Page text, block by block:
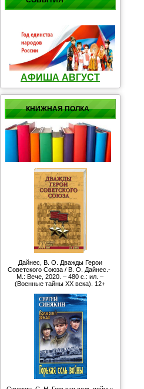
АФИША АВГУСТ
КНИЖНАЯ ПОЛКА
Дайнес, В. О. Дважды Герои
Советского Союза / В. О. Дайнес.-
М.: Вече, 2020. – 480 с.: ил. –
(Военные тайны ХХ века). 12+